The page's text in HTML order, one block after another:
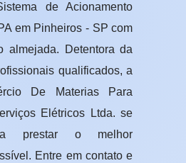
de Acionamento
em Pinheiros - SP com
almejada. Detentora da
qualificados, a
De Materias Para
Elétricos Ltda. se
a prestar o melhor
Entre em contato e